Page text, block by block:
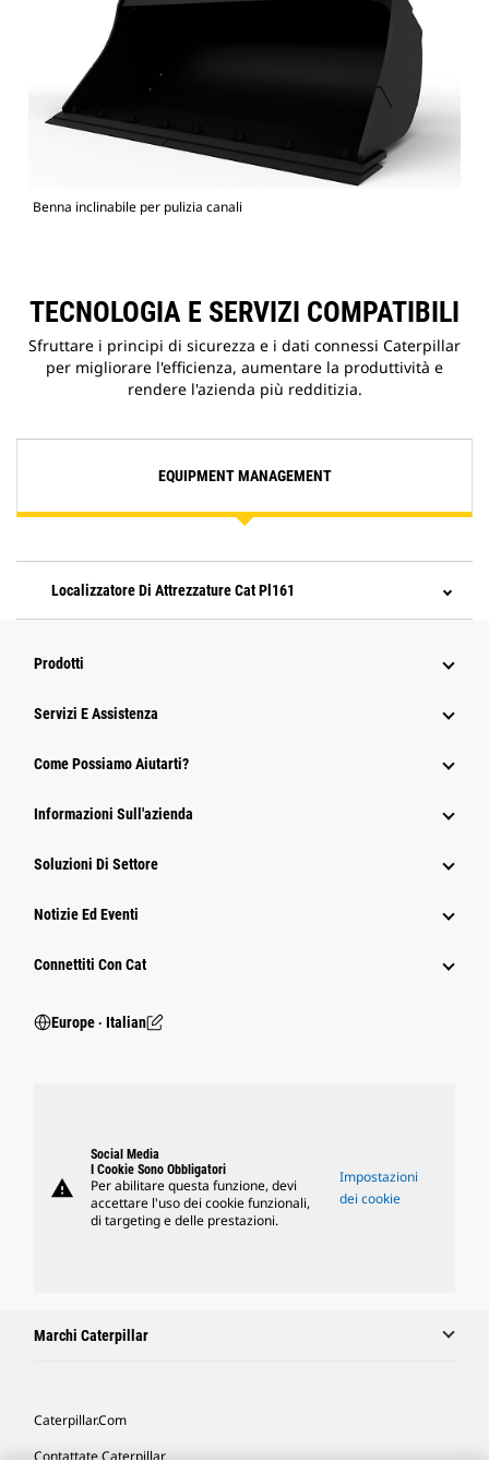
Benna inclinabile per pulizia canali
TECNOLOGIA E SERVIZI COMPATIBILI
Sfruttare i principi di sicurezza e i dati connessi Caterpillar
per migliorare l'efficienza, aumentare la produttività e
rendere l'azienda più redditizia.
EQUIPMENT MANAGEMENT
Localizzatore Di Attrezzature Cat Pl161
Prodotti
Servizi E Assistenza
Come Possiamo Aiutarti?
Informazioni Sull'azienda
Soluzioni Di Settore
Notizie Ed Eventi
Connettiti Con Cat
Europe ‧ Italian
warning
Social Media
I Cookie Sono Obbligatori
Per abilitare questa funzione, devi
accettare l'uso dei cookie funzionali,
di targeting e delle prestazioni.
Impostazioni
dei cookie
Marchi Caterpillar
Caterpillar.com
Contattate Caterpillar